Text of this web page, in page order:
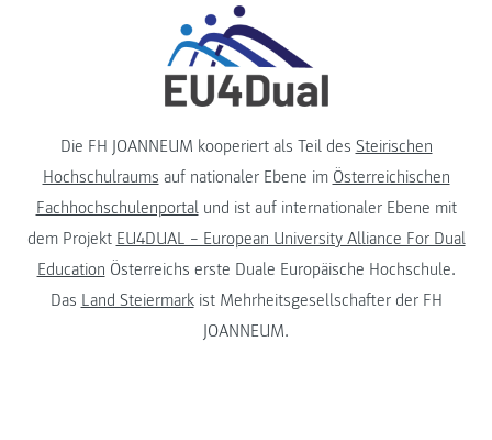
Die FH JOANNEUM kooperiert als Teil des Steirischen
Hochschulraums auf nationaler Ebene im Österreichischen
Fachhochschulenportalund ist auf internationaler Ebene mit
dem Projekt EU4DUAL – European University Alliance For Dual
Education Österreichs erste Duale Europäische Hochschule.
Das Land Steiermarkist Mehrheitsgesellschafter der FH
JOANNEUM.